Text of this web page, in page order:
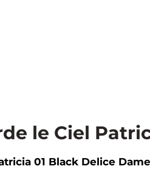
le Ciel
01 Black Delice